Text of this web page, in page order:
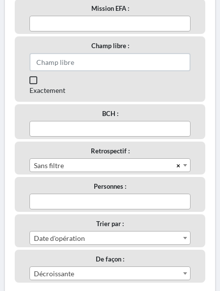
Mission EFA :
Champ libre :
Exactement
BCH :
Retrospectif :
×
Sans filtre
Personnes :
Trier par :
Date d'opération
De façon :
Décroissante